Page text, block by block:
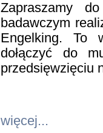
Zapraszamy
badawczym
Engelking. To
dołączyć do
przedsięwzięciu
więcej...